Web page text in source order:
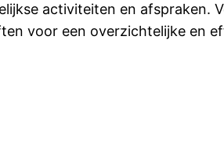
activiteiten en afspraken.
voor een overzichtelijke en